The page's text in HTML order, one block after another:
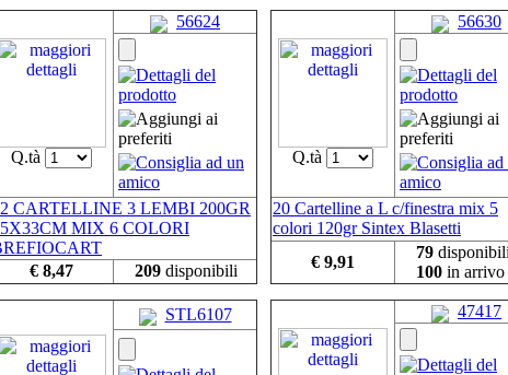
Q.tà
56624
CARTELLINE 3 LEMBI 200GR
MIX 6 COLORI
€ 8,47
209 disponibili
Q.tà
56630
20 Cartelline a L c/finestra mix 5
colori 120gr Sintex Blasetti
€ 9,91
79
100 in arrivo
STL6107 47417